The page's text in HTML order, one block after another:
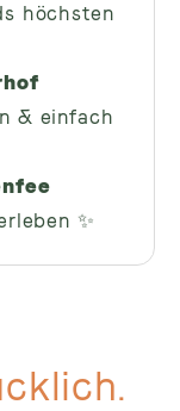
höchsten
& einfach
✨